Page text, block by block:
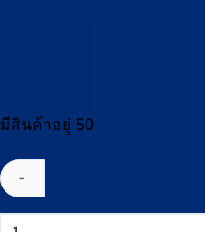
มีสินค้าอยู่ 50
จำนวน